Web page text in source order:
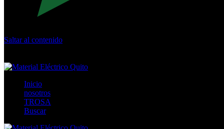
Saltar al contenido
Inicio
nosotros
TROSA
Buscar